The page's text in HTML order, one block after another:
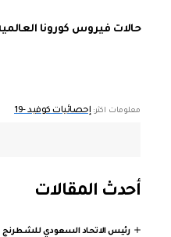
حالات فيروس كورونا
معلومات اكثر:إحصائيات كوفيد -19
أحدث المقالات
رئيس الاتحاد السعودي للشطرنج